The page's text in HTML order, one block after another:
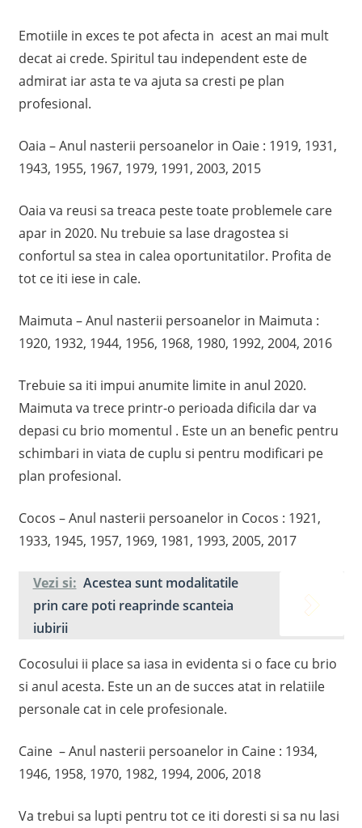
Emotiile in exces te pot afecta in acest an mai mult
decat ai crede. Spiritul tau independent este de
admirat iar asta te va ajuta sa cresti pe plan
profesional.
Oaia – Anul nasterii persoanelor in Oaie : 1919, 1931,
1943, 1955, 1967, 1979, 1991, 2003, 2015
Oaia va reusi sa treaca peste toate problemele care
apar in 2020. Nu trebuie sa lase dragostea si
confortul sa stea in calea oportunitatilor. Profita de
tot ce iti iese in cale.
Maimuta – Anul nasterii persoanelor in Maimuta :
1920, 1932, 1944, 1956, 1968, 1980, 1992, 2004, 2016
Trebuie sa iti impui anumite limite in anul 2020.
Maimuta va trece printr-o perioada dificila dar va
depasi cu brio momentul . Este un an benefic pentru
schimbari in viata de cuplu si pentru modificari pe
plan profesional.
Cocos – Anul nasterii persoanelor in Cocos : 1921,
1933, 1945, 1957, 1969, 1981, 1993, 2005, 2017
Vezi si: Acestea sunt modalitatile
prin care poti reaprinde scanteia
iubirii
Cocosului ii place sa iasa in evidenta si o face cu brio
si anul acesta. Este un an de succes atat in relatiile
personale cat in cele profesionale.
Caine – Anul nasterii persoanelor in Caine : 1934,
1946, 1958, 1970, 1982, 1994, 2006, 2018
Va trebui sa lupti pentru tot ce iti doresti si sa nu lasi